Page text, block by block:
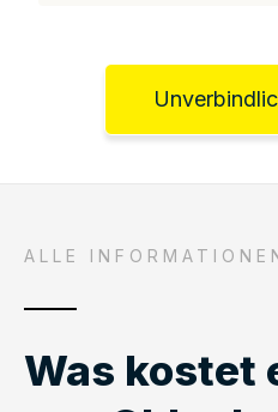
ALLE
Was kostet